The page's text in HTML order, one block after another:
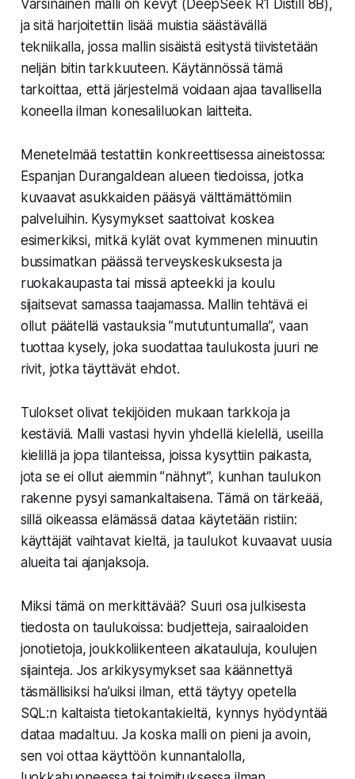
Varsinainen malli on kevyt (DeepSeek R1 Distill 8B),
ja sitä harjoitettiin lisää muistia säästävällä
tekniikalla, jossa mallin sisäistä esitystä tiivistetään
neljän bitin tarkkuuteen. Käytännössä tämä
tarkoittaa, että järjestelmä voidaan ajaa tavallisella
koneella ilman konesaliluokan laitteita.
Menetelmää testattiin konkreettisessa aineistossa:
Espanjan Durangaldean alueen tiedoissa, jotka
kuvaavat asukkaiden pääsyä välttämättömiin
palveluihin. Kysymykset saattoivat koskea
esimerkiksi, mitkä kylät ovat kymmenen minuutin
bussimatkan päässä terveyskeskuksesta ja
ruokakaupasta tai missä apteekki ja koulu
sijaitsevat samassa taajamassa. Mallin tehtävä ei
ollut päätellä vastauksia ”mututuntumalla”, vaan
tuottaa kysely, joka suodattaa taulukosta juuri ne
rivit, jotka täyttävät ehdot.
Tulokset olivat tekijöiden mukaan tarkkoja ja
kestäviä. Malli vastasi hyvin yhdellä kielellä, useilla
kielillä ja jopa tilanteissa, joissa kysyttiin paikasta,
jota se ei ollut aiemmin ”nähnyt”, kunhan taulukon
rakenne pysyi samankaltaisena. Tämä on tärkeää,
sillä oikeassa elämässä dataa käytetään ristiin:
käyttäjät vaihtavat kieltä, ja taulukot kuvaavat uusia
alueita tai ajanjaksoja.
Miksi tämä on merkittävää? Suuri osa julkisesta
tiedosta on taulukoissa: budjetteja, sairaaloiden
jonotietoja, joukkoliikenteen aikatauluja, koulujen
sijainteja. Jos arkikysymykset saa käännettyä
täsmällisiksi ha’uiksi ilman, että täytyy opetella
SQL:n kaltaista tietokantakieltä, kynnys hyödyntää
dataa madaltuu. Ja koska malli on pieni ja avoin,
sen voi ottaa käyttöön kunnantalolla,